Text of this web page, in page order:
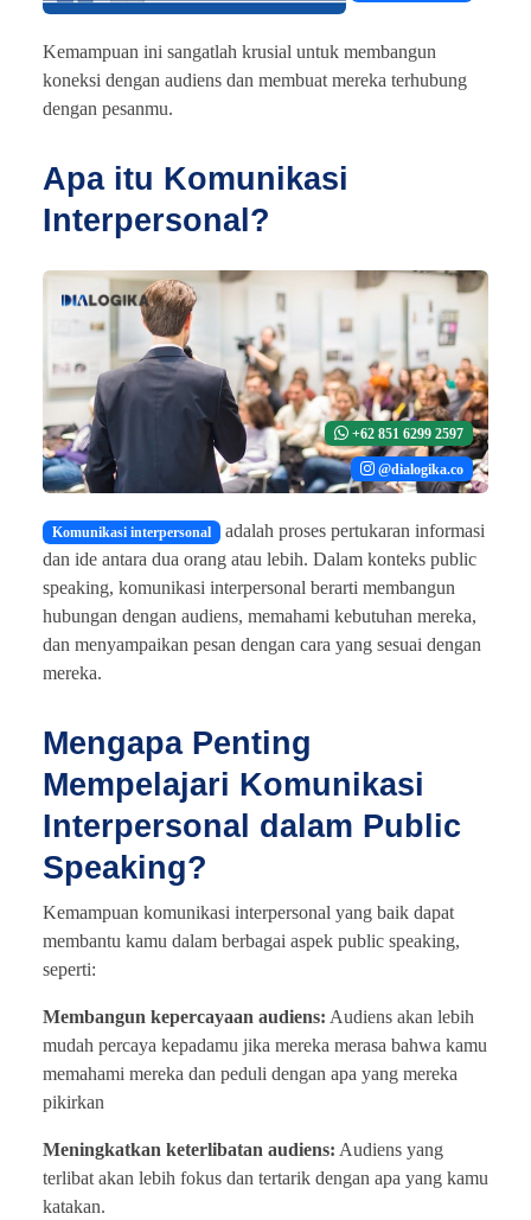
Kemampuan ini sangatlah krusial untuk membangun
koneksi dengan audiens dan membuat mereka terhubung
dengan pesanmu.
Apa itu Komunikasi
Interpersonal?
+62 851 6299 2597
@dialogika.co
Komunikasi interpersonal adalah proses pertukaran informasi
dan ide antara dua orang atau lebih. Dalam konteks public
speaking, komunikasi interpersonal berarti membangun
hubungan dengan audiens, memahami kebutuhan mereka,
dan menyampaikan pesan dengan cara yang sesuai dengan
mereka.
Mengapa Penting
Mempelajari Komunikasi
Interpersonal dalam Public
Speaking?
Kemampuan komunikasi interpersonal yang baik dapat
membantu kamu dalam berbagai aspek public speaking,
seperti:
Membangun kepercayaan audiens: Audiens akan lebih
mudah percaya kepadamu jika mereka merasa bahwa kamu
memahami mereka dan peduli dengan apa yang mereka
pikirkan
Meningkatkan keterlibatan audiens: Audiens yang
terlibat akan lebih fokus dan tertarik dengan apa yang kamu
katakan.